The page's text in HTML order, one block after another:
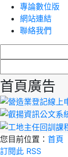
專論數位版
網站連結
聯絡我們
首頁廣告
您目前位置： 首頁
訂閱此 RSS